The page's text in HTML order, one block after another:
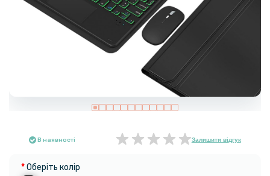
В наявності Залишити відгук
Оберіть колір